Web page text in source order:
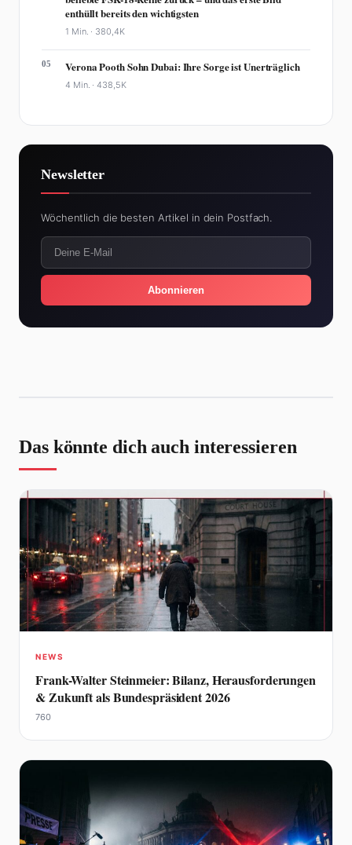
enthüllt bereits den wichtigsten
1 Min. · 380,4K
05 Verona Pooth Sohn Dubai: Ihre Sorge ist Unerträglich
4 Min. ·438,5K
Newsletter
Wöchentlich die besten Artikel in dein Postfach.
Abonnieren
Das könnte dich auch interessieren
NEWS
Frank-Walter Steinmeier: Bilanz, Herausforderungen
& Zukunft als Bundespräsident 2026
760